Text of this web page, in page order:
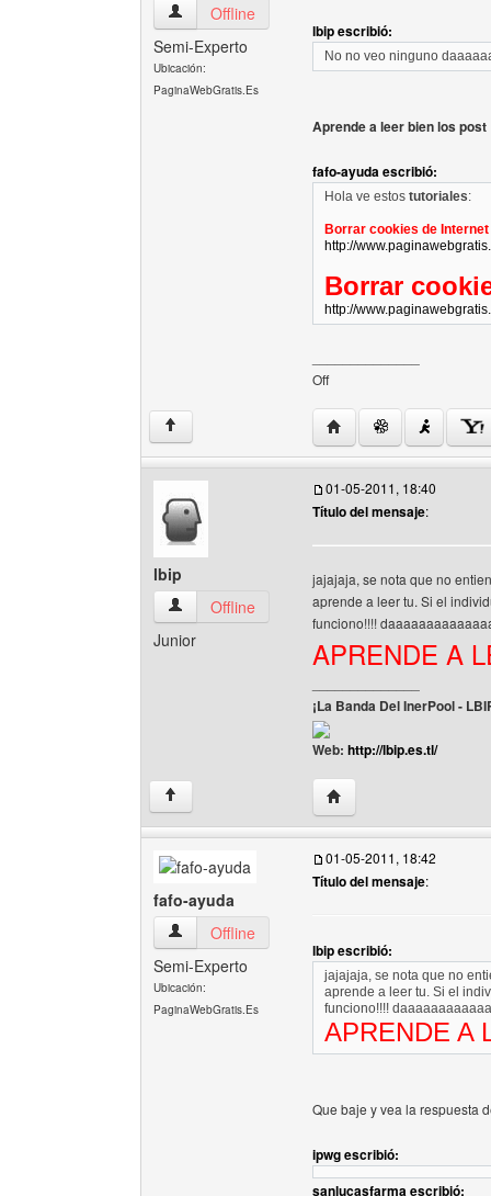
fafo-ayuda Ver perfil del usuario
Offline
Semi-Experto
Ubicación:
PaginaWebGratis.Es
lbip escribió:
No no veo ninguno
Aprende a leer bien los post
fafo-ayuda escribió:
Hola ve estos tutoriales:
Borrar cookies de
http://
Borrar
http://
Off
↑ Visitar sitio web del
lbip
lbip Ver perfil del usuario
Offline
Junior
01-05-2011, 18:40
Título del mensaje:
jajajaja, se nota que no
aprende a leer tu. Si el
funciono!!!!
APRENDE A
¡La Banda Del InerPool -
Web: http://lbip.es.tl/
↑ Visitar sitio web del
fafo-ayuda
fafo-ayuda Ver perfil del usuario
Offline
Semi-Experto
Ubicación:
PaginaWebGratis.Es
01-05-2011, 18:42
Título del mensaje:
lbip escribió:
jajajaja, se nota que no
aprende a leer tu. Si el
funciono!!!!
APRENDE A
Que baje y vea la respuesta
ipwg escribió:
sanlucasfarma escribió: